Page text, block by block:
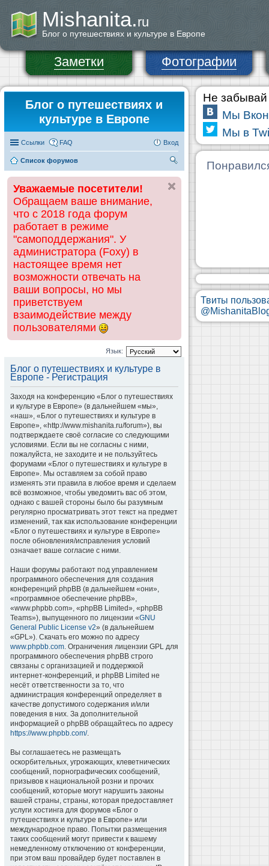
Mishanita.ru
Блог о путешествиях и культуре в Европе
Заметки Фотографии
Блог о путешествиях и
культуре в Европе
Ссылки FAQ Вход
Список форумов
ск
Уважаемые посетители!
Обращаем ваше внимание,
что с 2018 года форум
работает в режиме
"самоподдержания". У
администратора (Foxy) в
настоящее время нет
возможности отвечать на
ваши вопросы, но мы
приветствуем
взаимодействие между
пользователями
Язык:
Блог о путешествиях и культуре в
Европе - Регистрация
Заходя на конференцию «Блог о путешествиях
и культуре в Европе» (в дальнейшем «мы»,
«наш», «Блог о путешествиях и культуре в
Европе», «http://www.mishanita.ru/forum»), вы
подтверждаете своё согласие со следующими
условиями. Если вы не согласны с ними,
пожалуйста, не заходите и не пользуйтесь
форумами «Блог о путешествиях и культуре в
Европе». Мы оставляем за собой право
изменять эти правила в любое время и сделаем
всё возможное, чтобы уведомить вас об этом,
однако с вашей стороны было бы разумным
регулярно просматривать этот текст на предмет
изменений, так как использование конференции
«Блог о путешествиях и культуре в Европе»
после обновления/исправления условий
означает ваше согласие с ними.
Наши форумы работают под управлением
программного обеспечения для создания
конференций phpBB (в дальнейшем «они»,
«программное обеспечение phpBB»,
«www.phpbb.com», «phpBB Limited», «phpBB
Teams»), выпущенного по лицензии «GNU
General Public License v2» (в дальнейшем
«GPL»). Скачать его можно по адресу
www.phpbb.com. Ограничения лицензии GPL для
программного обеспечения phpBB строго
связаны с организацией и поддержкой
интернет-конференций, и phpBB Limited не
несёт ответственности за то, что
администрация конференций определяет в
качестве допустимого содержания и/или
поведения в них. За дополнительной
информацией о phpBB обращайтесь по адресу
https://www.phpbb.com/.
Вы соглашаетесь не размещать
оскорбительных, угрожающих, клеветнических
сообщений, порнографических сообщений,
призывов к национальной розни и прочих
сообщений, которые могут нарушить законы
вашей страны, страны, которая предоставляет
услуги хостинга для форумов «Блог о
путешествиях и культуре в Европе» или
международное право. Попытки размещения
таких сообщений могут привести к вашему
немедленному отключению от конференции,
при этом ваш провайдер будет поставлен в
Не забывай
Мы
Мы в
Твиты